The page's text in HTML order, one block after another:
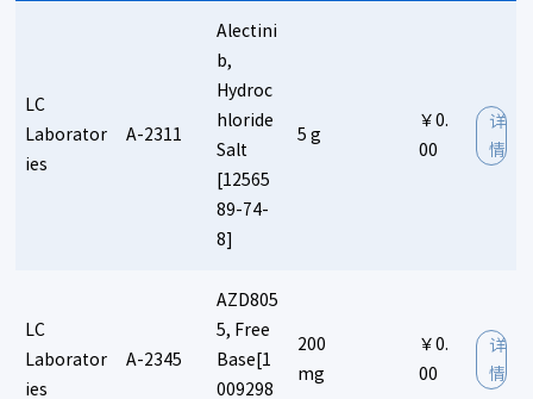
LC
Laborator
ies
A-2311
Alectini
b,
Hydroc
hloride
Salt
[12565
89-74-
8]
5 g
￥0.
00
详
情
LC
Laborator
ies
A-2345
AZD805
5, Free
Base[1
009298
200
mg
￥0.
00
详
情